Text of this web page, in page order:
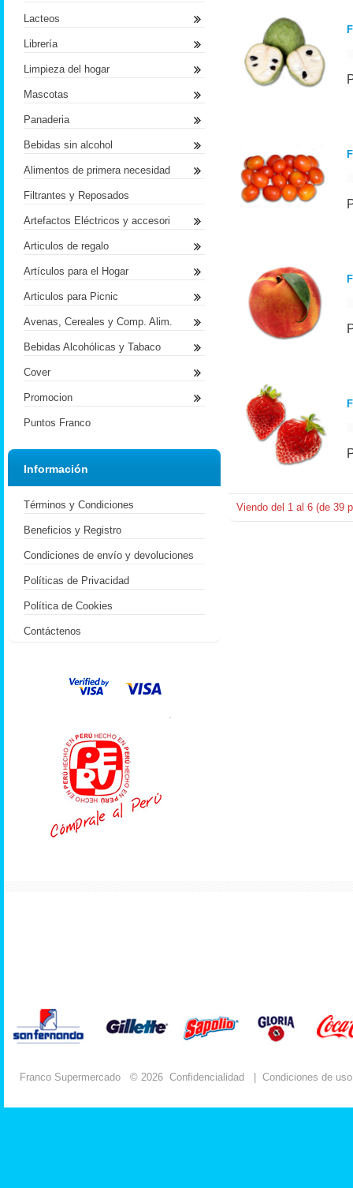
Viendo del 1 al 6 (de 39
Lacteos
Librería
Limpieza del hogar
Mascotas
Panaderia
Bebidas sin alcohol
Alimentos de primera necesidad
Filtrantes y Reposados
Artefactos Eléctricos y accesori
Articulos de regalo
Artículos para el Hogar
Articulos para Picnic
Avenas, Cereales y Comp. Alim.
Bebidas Alcohólicas y Tabaco
Cover
Promocion
Puntos Franco
Información
Términos y Condiciones
Beneficios y Registro
Condiciones de envío y devoluciones
Políticas de Privacidad
Política de Cookies
Contáctenos
.
Franco Supermercado © 2026 Confidencialidad Condiciones de uso